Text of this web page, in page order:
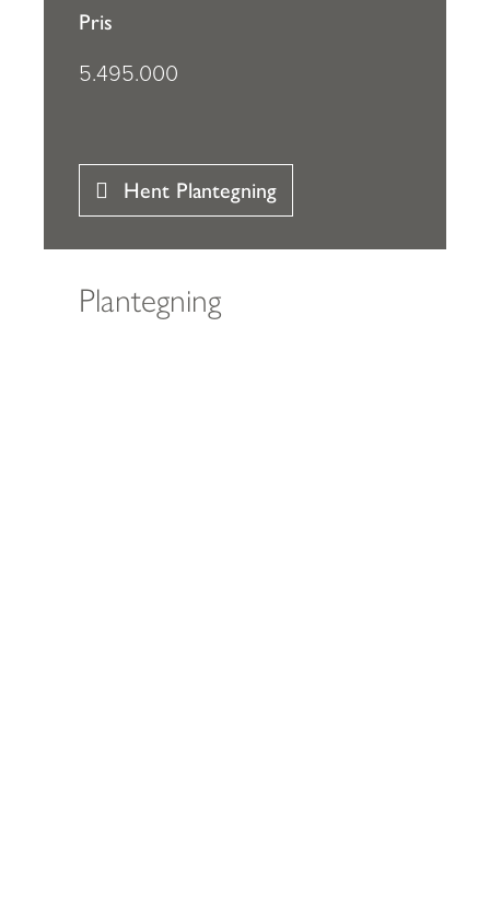
Pris
5.495.000
Hent Plantegning
Plantegning